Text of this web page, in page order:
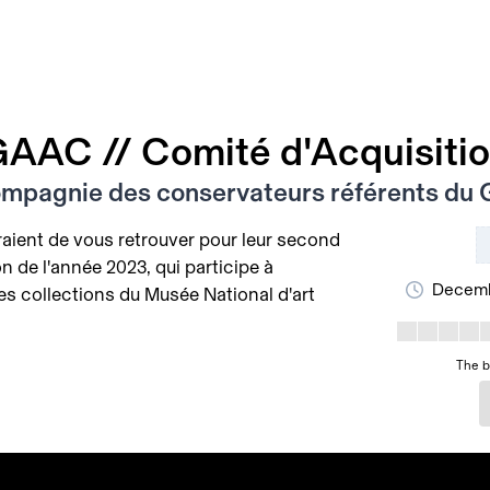
// Comité
des conservateurs référents du
The
de vous retrouver pour leur second
de l'année 2023, qui participe à
collections du Musée National d'art